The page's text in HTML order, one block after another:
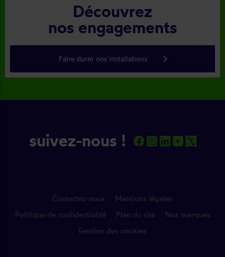
Découvrez
nos engagements
Faire durer nos installations keyboard_arrow_right
suivez-nous !
Contactez-nous
Mentions légales
Politique de confidentialité
Plan du site
Nos marques
Gestion des cookies